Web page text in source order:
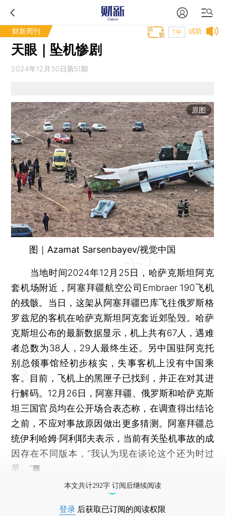
财新周刊 试听
T中
天眼｜坠机惨剧
2024年12月30日第51期
原图
图｜Azamat Sarsenbayev/视觉中国
当地时间2024年12月25日，哈萨克斯坦阿克
套机场附近，阿塞拜疆航空公司Embraer 190飞机
的残骸。当日，这架从阿塞拜疆巴库飞往俄罗斯格
罗兹尼的客机在哈萨克斯坦阿克套近郊坠毁。哈萨
克斯坦公布的最新数据显示，机上共有67人，遇难
者总数为38人，29人最终生还。另中国驻阿克托
别总领事馆经初步核实，失事客机上没有中国乘
客。目前，飞机上的黑匣子已找到，并正在对其进
行解码。12月26日，阿塞拜疆、俄罗斯和哈萨克斯
坦三国官员均在公开场合表态称，在调查得出结论
之前，不应对事故原因做出更多猜测。阿塞拜疆总
统伊利哈姆·阿利耶夫表示，当前有关坠机事故的成
因存在不同版本，“我认为现在谈论这个还为时过
早。”■
本文共计292字 订阅后继续阅读
登录 后获取已订阅的阅读权限